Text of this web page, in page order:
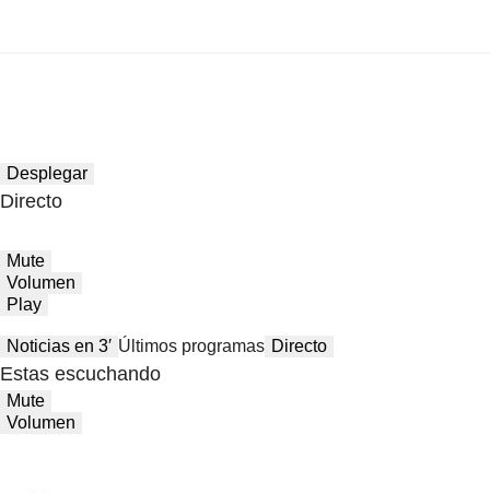
Desplegar
Directo
Mute
Volumen
Play
Noticias en 3′ Últimos programas Directo
Estas escuchando
Mute
Volumen